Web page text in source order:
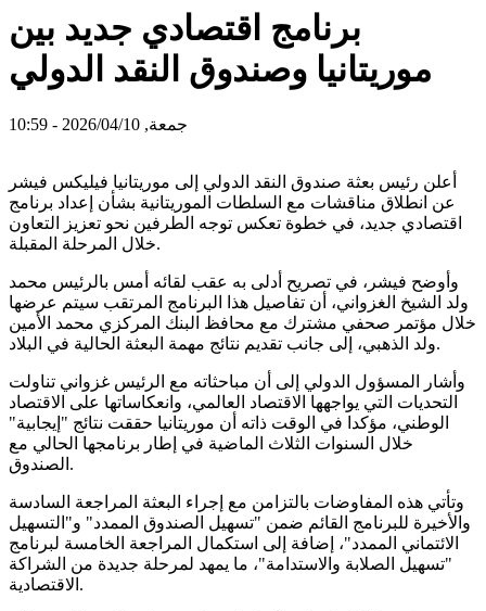
برنامج اقتصادي جديد بين
موريتانيا وصندوق النقد الدولي
جمعة, 2026/04/10 - 10:59
أعلن رئيس بعثة صندوق النقد الدولي إلى موريتانيا فيليكس فيشر
عن انطلاق مناقشات مع السلطات الموريتانية بشأن إعداد برنامج
اقتصادي جديد، في خطوة تعكس توجه الطرفين نحو تعزيز التعاون
خلال المرحلة المقبلة.
وأوضح فيشر، في تصريح أدلى به عقب لقائه أمس بالرئيس محمد
ولد الشيخ الغزواني، أن تفاصيل هذا البرنامج المرتقب سيتم عرضها
خلال مؤتمر صحفي مشترك مع محافظ البنك المركزي محمد الأمين
ولد الذهبي، إلى جانب تقديم نتائج مهمة البعثة الحالية في البلاد.
وأشار المسؤول الدولي إلى أن مباحثاته مع الرئيس غزواني تناولت
التحديات التي يواجهها الاقتصاد العالمي، وانعكاساتها على الاقتصاد
الوطني، مؤكدا في الوقت ذاته أن موريتانيا حققت نتائج "إيجابية"
خلال السنوات الثلاث الماضية في إطار برنامجها الحالي مع
الصندوق.
وتأتي هذه المفاوضات بالتزامن مع إجراء البعثة المراجعة السادسة
والأخيرة للبرنامج القائم ضمن "تسهيل الصندوق الممدد" و"التسهيل
الائتماني الممدد"، إضافة إلى استكمال المراجعة الخامسة لبرنامج
"تسهيل الصلابة والاستدامة"، ما يمهد لمرحلة جديدة من الشراكة
الاقتصادية.